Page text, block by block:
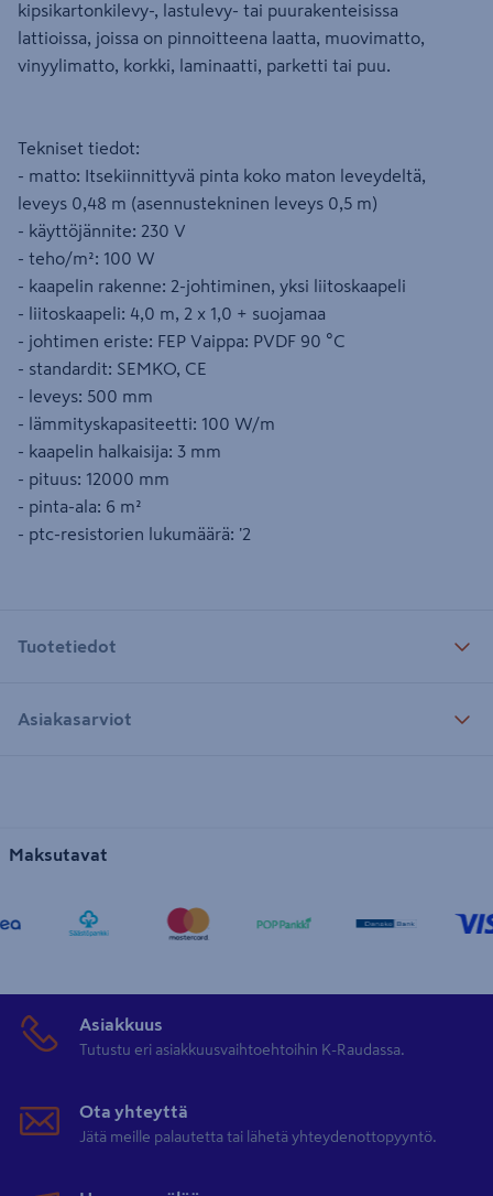
kipsikartonkilevy-, lastulevy- tai puurakenteisissa
lattioissa, joissa on pinnoitteena laatta, muovimatto,
vinyylimatto, korkki, laminaatti, parketti tai puu.
Tekniset tiedot:
- matto: Itsekiinnittyvä pinta koko maton leveydeltä,
leveys 0,48 m (asennustekninen leveys 0,5 m)
- käyttöjännite: 230 V
- teho/m²: 100 W
- kaapelin rakenne: 2-johtiminen, yksi liitoskaapeli
- liitoskaapeli: 4,0 m, 2 x 1,0 + suojamaa
- johtimen eriste: FEP Vaippa: PVDF 90 °C
- standardit: SEMKO, CE
- leveys: 500 mm
- lämmityskapasiteetti: 100 W/m
- kaapelin halkaisija: 3 mm
- pituus: 12000 mm
- pinta-ala: 6 m²
- ptc-resistorien lukumäärä: '2
Tuotetiedot
Asiakasarviot
Maksutavat
Asiakkuus
Tutustu eri asiakkuusvaihtoehtoihin K-Raudassa.
Ota yhteyttä
Jätä meille palautetta tai lähetä yhteydenottopyyntö.